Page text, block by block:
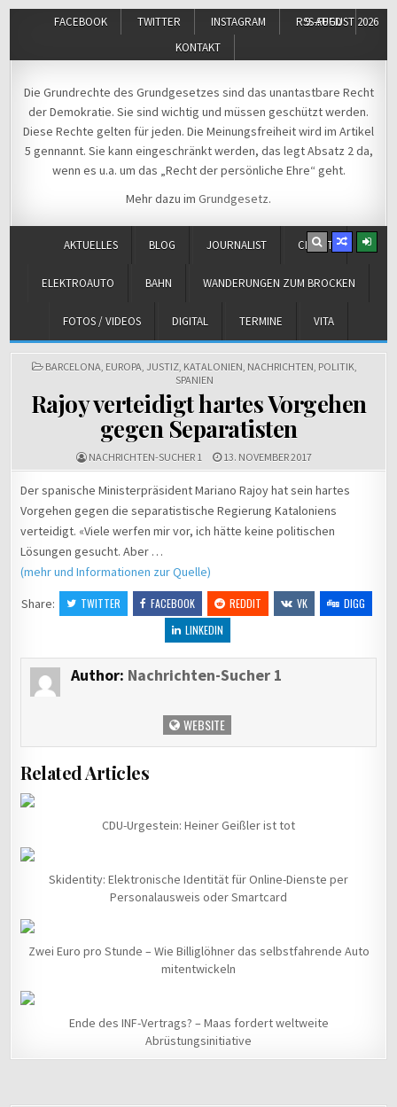
FACEBOOK TWITTER INSTAGRAM
RSS-FEED
KONTAKT
9. AUGUST 2026
Michael Voß
Die Grundrechte des Grundgesetzes sind das unantastbare Recht
der Demokratie. Sie sind wichtig und müssen geschützt werden.
Diese Rechte gelten für jeden. Die Meinungsfreiheit wird im Artikel
5 gennannt. Sie kann eingeschränkt werden, das legt Absatz 2 da,
wenn es u.a. um das „Recht der persönliche Ehre“ geht.
Mehr dazu im Grundgesetz.
AKTUELLES BLOG JOURNALIST CHRIST
ELEKTROAUTO BAHN WANDERUNGEN ZUM BROCKEN
FOTOS / VIDEOS DIGITAL TERMINE VITA
POSTED
BARCELONA EUROPA JUSTIZ, KATALONIEN NACHRICHTEN POLITIK
SPANIEN
Rajoy verteidigt hartes Vorgehen
gegen Separatisten
NACHRICHTEN-SUCHER 1 13. NOVEMBER 2017
Der spanische Ministerpräsident Mariano Rajoy hat sein hartes
Vorgehen gegen die separatistische Regierung Kataloniens
verteidigt. «Viele werfen mir vor, ich hätte keine politischen
Lösungen gesucht. Aber …
(mehr und Informationen zur Quelle)
Share:
TWITTER FACEBOOK REDDIT VK
DIGG
LINKEDIN
Author: Nachrichten-Sucher 1
WEBSITE
Related Articles
CDU-Urgestein: Heiner Geißler ist tot
Skidentity: Elektronische Identität für Online-Dienste per
Personalausweis oder Smartcard
Zwei Euro pro Stunde – Wie Billiglöhner das selbstfahrende Auto
mitentwickeln
Ende des INF-Vertrags? – Maas fordert weltweite
Abrüstungsinitiative
Venezuela vor
Zahlungsausfall